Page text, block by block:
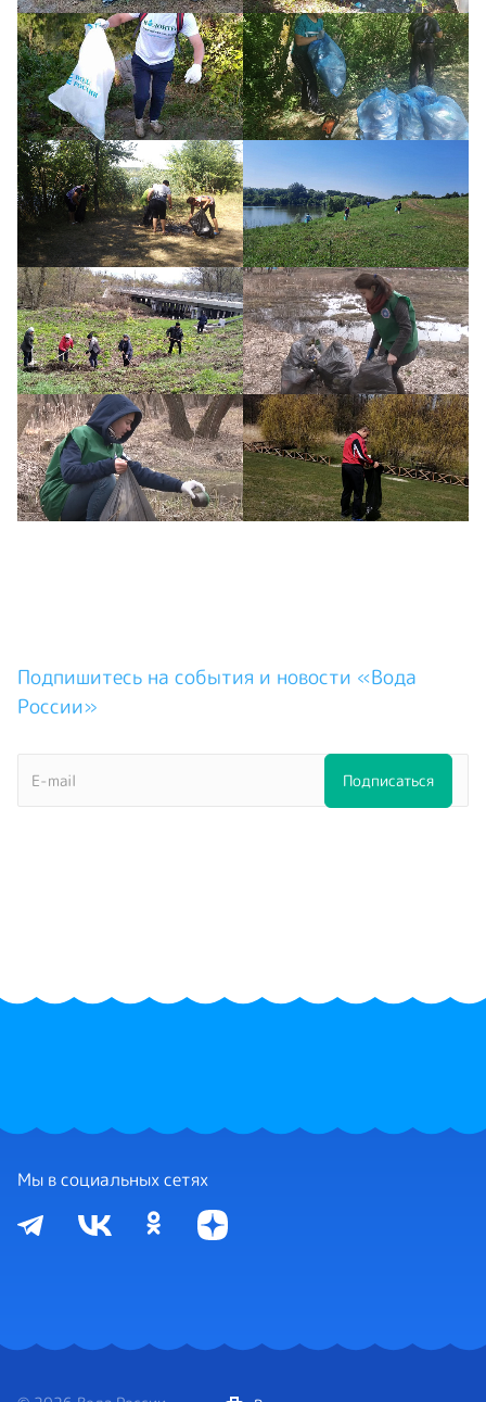
Подпишитесь на события и новости «Вода
России»
Мы в социальных сетях